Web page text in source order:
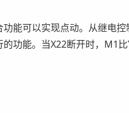
能可以实现点动。从继电控
功能。当X22断开时，M1